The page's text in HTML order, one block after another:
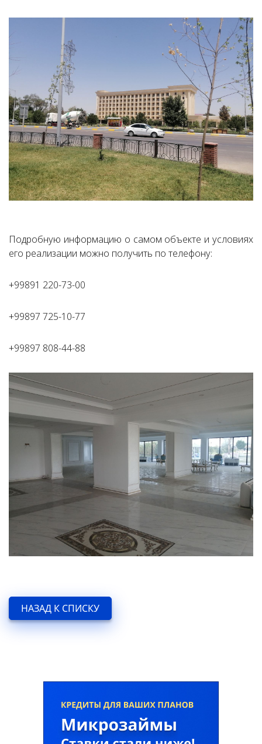
Подробную информацию о самом объекте и условиях
его реализации можно получить по телефону:
+99891 220-73-00
+99897 725-10-77
+99897 808-44-88
НАЗАД К СПИСКУ